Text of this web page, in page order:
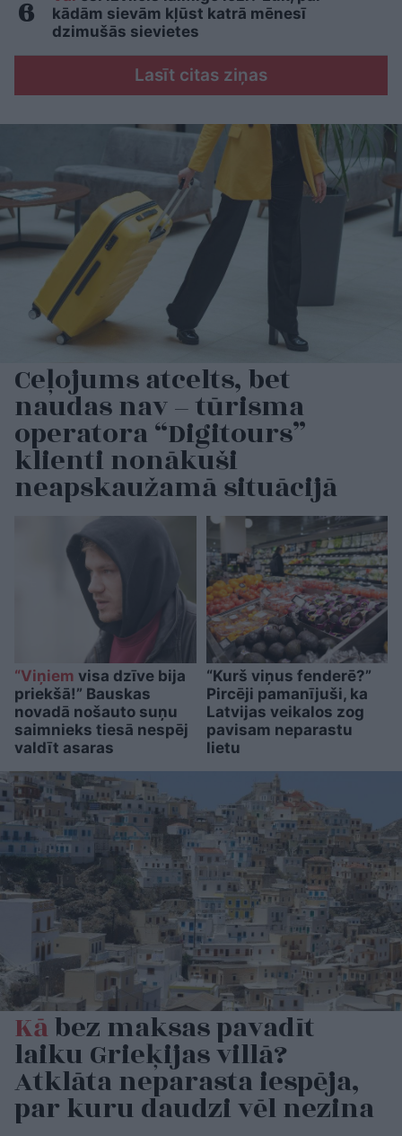
kādām sievām kļūst katrā mēnesī
dzimušās sievietes
Lasīt citas ziņas
Ceļojums atcelts, bet
naudas nav – tūrisma
operatora “Digitours”
klienti nonākuši
neapskaužamā situācijā
“Viņiem visa dzīve bija
priekšā!” Bauskas
novadā nošauto suņu
saimnieks tiesā nespēj
valdīt asaras
“Kurš viņus fenderē?”
Pircēji pamanījuši, ka
Latvijas veikalos zog
pavisam neparastu
lietu
Kābez maksas pavadīt
laiku Grieķijas villā?
Atklāta neparasta iespēja,
par kuru daudzi vēl nezina